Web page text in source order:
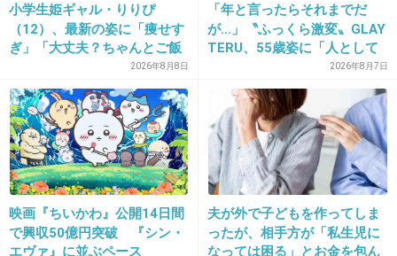
裏垢作ればいい。間違って本垢で愚痴らないように上手く
使い分けするんだよ
-0
22. 匿名2019/06/20(木) 18:57:54
上司がみんなから評判悪いってバレちゃうもん。
+0
小学生姫ギャル・りりぴ
（12）、最新の姿に「痩せす
ぎ」「大丈夫？ちゃんとご飯
食べてね」など心配の声2026年8月8日
「年と言ったらそれまでだ
が…」〝ふっくら激変〟GLAY
TERU、55歳姿に「人として
好きすぎる」「TERUさんに
は見えない」「分からなかっ
た」
2026年8月7日
映画『ちいかわ』公開14日間
で興収50億円突破 『シン・
エヴァ』に並ぶペース
夫が外で子どもを作ってしま
ったが、相手方が「私生児に
なっては困る」とお金を包ん